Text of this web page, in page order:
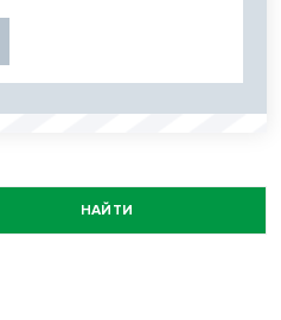
НАЙТИ